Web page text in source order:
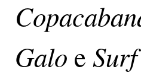
Galo e